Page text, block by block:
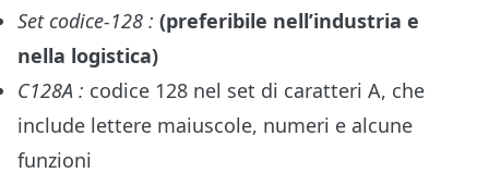
Set codice-128 : (preferibile nell’industria e
nella logistica)
C128A : codice 128 nel set di caratteri A, che
include lettere maiuscole, numeri e alcune
funzioni